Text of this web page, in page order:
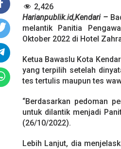
g
L
o
l
T
e
s
a
d
a
2
O
2,426
Harianpublik.id,Kendari –
melantik Panitia
Oktober 2022 di Hotel
Ketua Bawaslu Kota
yang terpilih setelah
tes tertulis maupun tes
“Berdasarkan pedoman
untuk dilantik menjadi
(26/10/2022).
Lebih Lanjut, dia